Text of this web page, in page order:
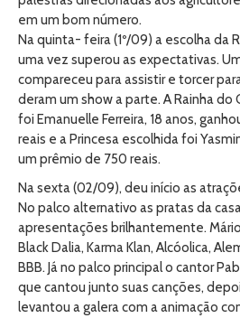
em um bom número.
Na quinta- feira (1º/09) a escolha da
uma vez superou as expectativas.
compareceu para assistir e torcer
deram um show a parte. A Rainha do
foi Emanuelle Ferreira, 18 anos,
reais e a Princesa escolhida foi
um prêmio de 750 reais.
Na sexta (02/09), deu início as
No palco alternativo as pratas da
apresentações brilhantemente.
Black Dalia, Karma Klan, Alcóolica,
BBB. Já no palco principal o cantor
que cantou junto suas canções,
levantou a galera com a animação